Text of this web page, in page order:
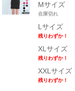
Mサイズ
在庫切れ
Lサイズ
残りわずか！
XLサイズ
残りわずか！
XXLサイズ
残りわずか！